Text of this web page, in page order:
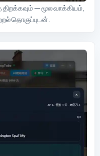
— மூல வாக்கியம்,
தொகுப்புடன்.